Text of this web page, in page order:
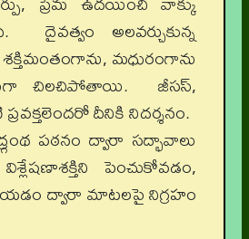
దైవత్వం అలవర్చుకున్న
మధురంగాను
చిలచిపోతాయి. జీసస్‌,
దీనికి నిదర్శనం.
పఠనం ద్వారా సద్భావాలు
పెంచుకోవడం,
వేయడం ద్వారా మాటలపై నిగ్రహం